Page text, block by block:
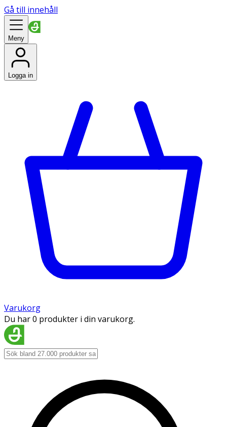
Gå till innehåll
Meny
Logga in
Varukorg
Du har 0 produkter i din varukorg.